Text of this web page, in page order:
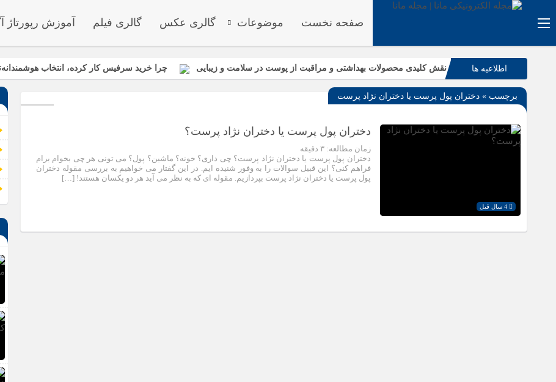
صفحه نخست موضوعات گالری عکس گالری فیلم آموزش رپورتاژ
اطلاعیه ها نقش کلیدی محصولات بهداشتی و مراقبت از پوست در سلامت و زیبایی چرا خرید سرفیس کار کرده، انتخاب
۵ دلیل که تلفن‌های IP سیسکو باعث افزایش بهره‌وری تیم شما می‌شوند
اجزای تعیین
رتبه‌های برتر تیزهوشان ۱۴۰۴ چه کلاس‌هایی را انتخاب کردند؟ قیمت میلگرد ۱۴ نیشابور: عوامل تأثیرگذار و پیش‌بینی وضعیت بازار
برچسب » دختران پول پرست یا دختران نژاد پرست
دختران پول پرست یا دختران نژاد پرست؟
زمان مطالعه:۳ دقیقه
دختران پول پرست یا دختران نژاد پرست؟ چی داری؟ خونه؟ ماشین؟ پول؟ می تونی هر چی بخوام برام
فراهم کنی؟ این قبیل سوالات را به وفور شنیده ایم. در این گفتار می خواهیم به بررسی مقوله دختران
پول پرست یا دختران نژاد پرست بپردازیم. مقوله ای که به نظر می آید هر دو یکسان هستند! […]